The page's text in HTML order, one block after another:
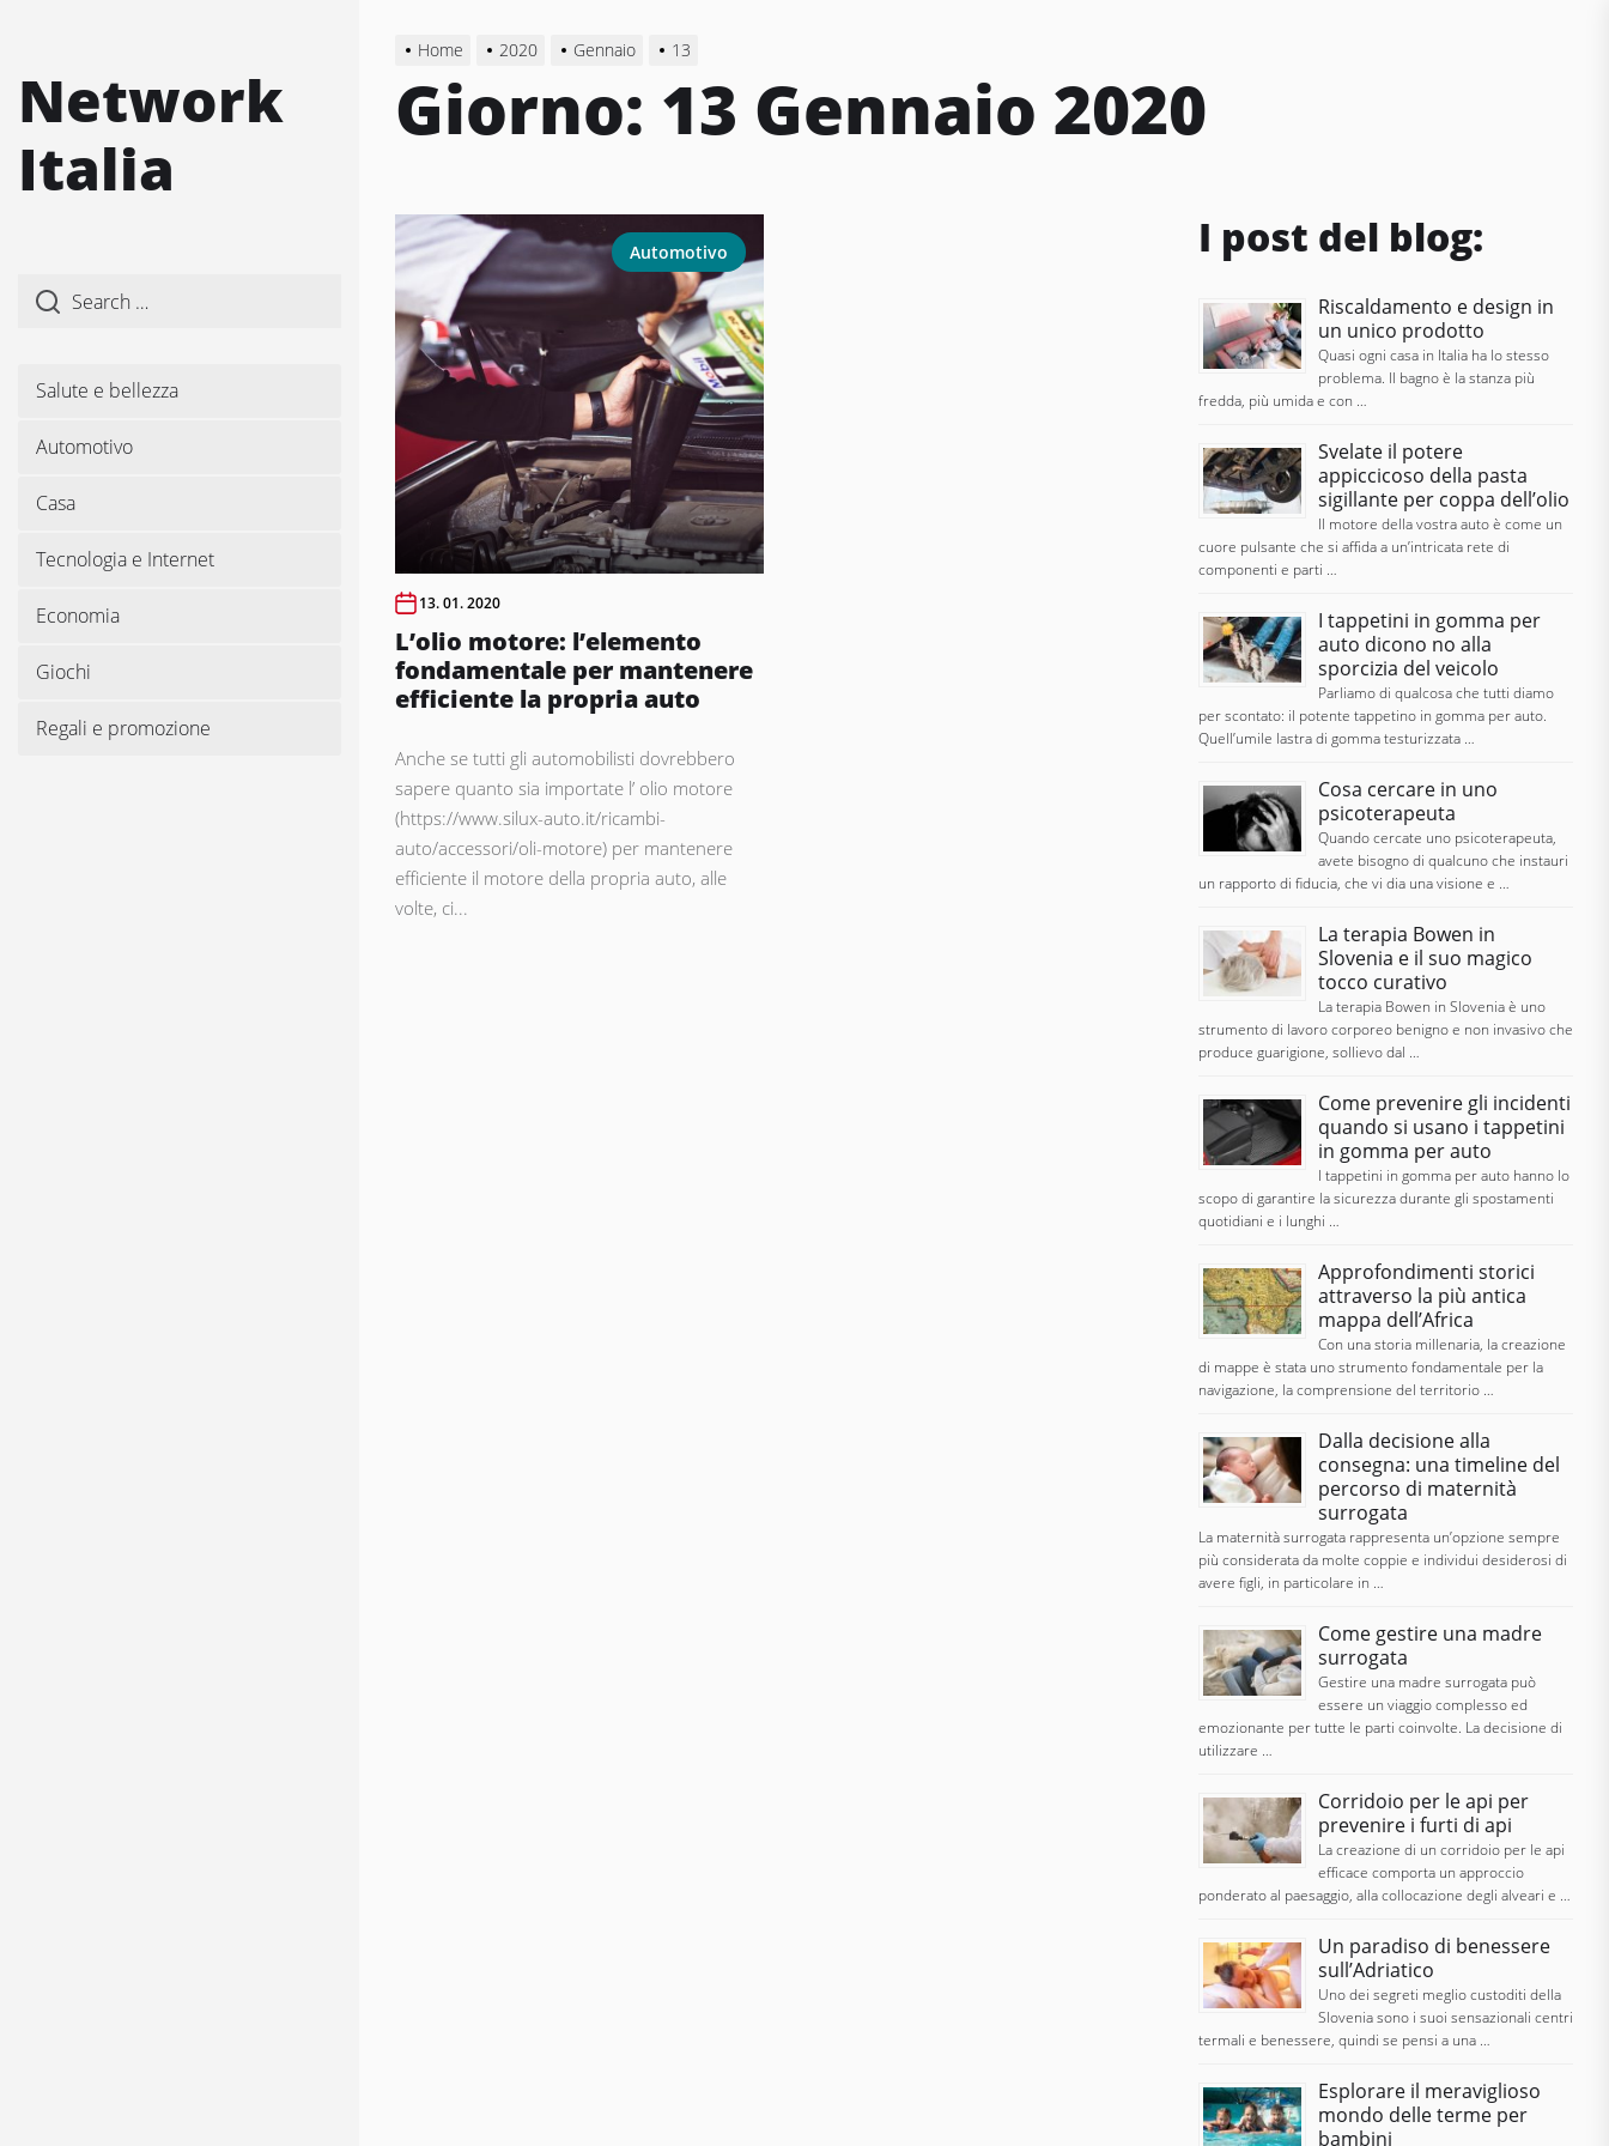
content
Network
Italia
Salute e bellezza
Automotivo
Casa
Tecnologia e Internet
Economia
Giochi
Regali e promozione
Home 2020 Gennaio 13
Giorno: 13 Gennaio 2020
Automotivo
13. 01. 2020
L’olio motore: l’elemento
fondamentale per mantenere
efficiente la propria auto
Anche se tutti gli automobilisti dovrebbero
sapere quanto sia importate l’ olio motore
(https://www.silux-auto.it/ricambi-
auto/accessori/oli-motore) per mantenere
efficiente il motore della propria auto, alle
volte, ci...
I post del blog:
Riscaldamento e design in
un unico prodotto
Quasi ogni casa in Italia ha lo stesso
problema. Il bagno è la stanza più
fredda, più umida e con …
Svelate il potere
appiccicoso della pasta
sigillante per coppa dell’olio
Il motore della vostra auto è come un
cuore pulsante che si affida a un’intricata rete di
componenti e parti …
I tappetini in gomma per
auto dicono no alla
sporcizia del veicolo
Parliamo di qualcosa che tutti diamo
per scontato: il potente tappetino in gomma per auto.
Quell’umile lastra di gomma testurizzata …
Cosa cercare in uno
psicoterapeuta
Quando cercate uno psicoterapeuta,
avete bisogno di qualcuno che instauri
un rapporto di fiducia, che vi dia una visione e …
La terapia Bowen in
Slovenia e il suo magico
tocco curativo
La terapia Bowen in Slovenia è uno
strumento di lavoro corporeo benigno e non invasivo che
produce guarigione, sollievo dal …
Come prevenire gli incidenti
quando si usano i tappetini
in gomma per auto
I tappetini in gomma per auto hanno lo
scopo di garantire la sicurezza durante gli spostamenti
quotidiani e i lunghi …
Approfondimenti storici
attraverso la più antica
mappa dell’Africa
Con una storia millenaria, la creazione
di mappe è stata uno strumento fondamentale per la
navigazione, la comprensione del territorio …
Dalla decisione alla
consegna: una timeline del
percorso di maternità
surrogata
La maternità surrogata rappresenta un’opzione sempre
più considerata da molte coppie e individui desiderosi di
avere figli, in particolare in …
Come gestire una madre
surrogata
Gestire una madre surrogata può
essere un viaggio complesso ed
emozionante per tutte le parti coinvolte. La decisione di
utilizzare …
Corridoio per le api per
prevenire i furti di api
La creazione di un corridoio per le api
efficace comporta un approccio
ponderato al paesaggio, alla collocazione degli alveari e …
Un paradiso di benessere
sull’Adriatico
Uno dei segreti meglio custoditi della
Slovenia sono i suoi sensazionali centri
termali e benessere, quindi se pensi a una …
Esplorare il meraviglioso
mondo delle terme per
bambini